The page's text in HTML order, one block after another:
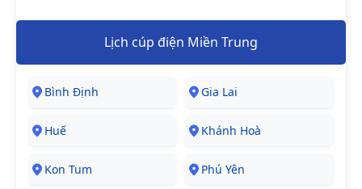
Lịch cúp điện Miền Trung
Bình Định Gia Lai
Huế Khánh Hoà
Kon Tum Phú Yên